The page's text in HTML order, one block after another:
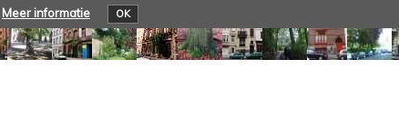
Meer informatie OK